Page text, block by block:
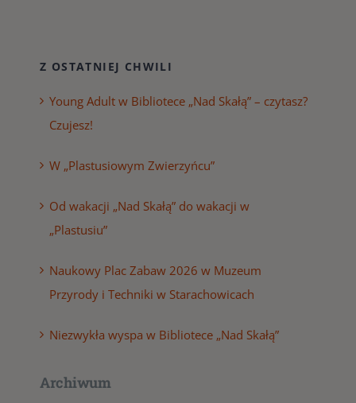
Z OSTATNIEJ CHWILI
Young Adult w Bibliotece „Nad Skałą” – czytasz?
Czujesz!
W „Plastusiowym Zwierzyńcu”
Od wakacji „Nad Skałą” do wakacji w
„Plastusiu”
Naukowy Plac Zabaw 2026 w Muzeum
Przyrody i Techniki w Starachowicach
Niezwykła wyspa w Bibliotece „Nad Skałą”
Archiwum